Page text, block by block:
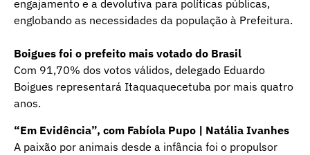
engajamento e a devolutiva para políticas públicas,
englobando as necessidades da população à Prefeitura.
Boigues foi o prefeito mais votado do Brasil
Com 91,70% dos votos válidos, delegado Eduardo
Boigues representará Itaquaquecetuba por mais quatro
anos.
“Em Evidência”, com Fabíola Pupo | Natália Ivanhes
A paixão por animais desde a infância foi o propulsor